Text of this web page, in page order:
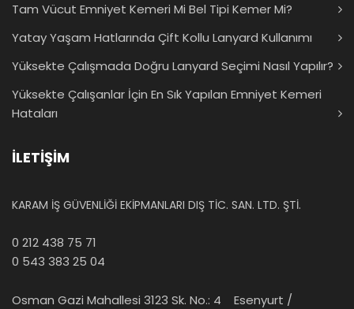
Tam Vücut Emniyet Kemeri Mi Bel Tipi Kemer Mi?
Yatay Yaşam Hatlarında Çift Kollu Lanyard Kullanımı
Yüksekte Çalışmada Doğru Lanyard Seçimi Nasıl Yapılır?
Yüksekte Çalışanlar İçin En Sık Yapılan Emniyet Kemeri
Hataları
İLETİŞİM
KARAM İŞ GÜVENLİĞİ EKİPMANLARI DIŞ TİC. SAN. LTD. ŞTİ.
0 212 438 75 71
0 543 383 25 04
Osman Gazi Mahallesi 3123 Sk. No.: 4 Esenyurt /